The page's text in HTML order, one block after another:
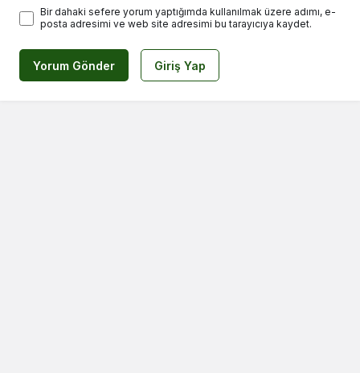
Bir dahaki sefere yorum yaptığımda kullanılmak üzere adımı, e-
posta adresimi ve web site adresimi bu tarayıcıya kaydet.
Yorum Gönder Giriş Yap